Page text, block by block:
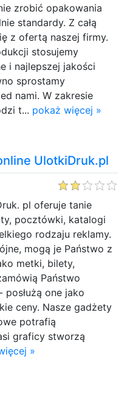
zrobić opakowania
standardy. Z całą
z ofertą naszej firmy.
stosujemy
i najlepszej jakości
sprostamy
nami. W zakresie
t... pokaż więcej »
UlotkiDruk.pl
pl oferuje tanie
pocztówki, katalogi
rodzaju reklamy.
mogą je Państwo z
metki, bilety,
Państwo
one jako
ceny. Nasze gadżety
potrafią
graficy stworzą
»